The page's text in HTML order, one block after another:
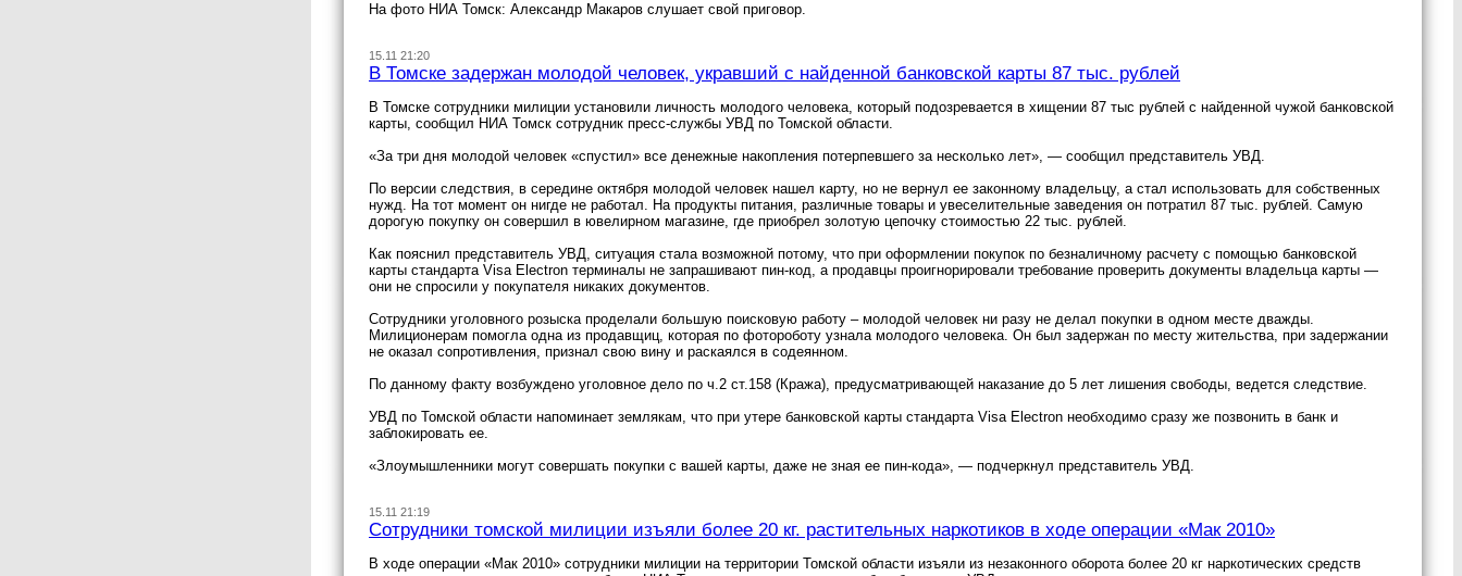
На фото НИА Томск: Александр Макаров слушает свой приговор.
15.11 21:20
В Томске задержан молодой человек, укравший с найденной банковской карты 87 тыс. рублей
В Томске сотрудники милиции установили личность молодого человека, который подозревается в хищении 87 тыс рублей с найденной чужой банковской
карты, сообщил НИА Томск сотрудник пресс-службы УВД по Томской области.
«За три дня молодой человек «спустил» все денежные накопления потерпевшего за несколько лет», — сообщил представитель УВД.
По версии следствия, в середине октября молодой человек нашел карту, но не вернул ее законному владельцу, а стал использовать для собственных
нужд. На тот момент он нигде не работал. На продукты питания, различные товары и увеселительные заведения он потратил 87 тыс. рублей. Самую
дорогую покупку он совершил в ювелирном магазине, где приобрел золотую цепочку стоимостью 22 тыс. рублей.
Как пояснил представитель УВД, ситуация стала возможной потому, что при оформлении покупок по безналичному расчету с помощью банковской
карты стандарта Visa Electron терминалы не запрашивают пин-код, а продавцы проигнорировали требование проверить документы владельца карты —
они не спросили у покупателя никаких документов.
Сотрудники уголовного розыска проделали большую поисковую работу – молодой человек ни разу не делал покупки в одном месте дважды.
Милиционерам помогла одна из продавщиц, которая по фотороботу узнала молодого человека. Он был задержан по месту жительства, при задержании
не оказал сопротивления, признал свою вину и раскаялся в содеянном.
По данному факту возбуждено уголовное дело по ч.2 ст.158 (Кража), предусматривающей наказание до 5 лет лишения свободы, ведется следствие.
УВД по Томской области напоминает землякам, что при утере банковской карты стандарта Visa Electron необходимо сразу же позвонить в банк и
заблокировать ее.
«Злоумышленники могут совершать покупки с вашей карты, даже не зная ее пин-кода», — подчеркнул представитель УВД.
15.11 21:19
Сотрудники томской милиции изъяли более 20 кг. растительных наркотиков в ходе операции «Мак 2010»
В ходе операции «Мак 2010» сотрудники милиции на территории Томской области изъяли из незаконного оборота более 20 кг наркотических средств